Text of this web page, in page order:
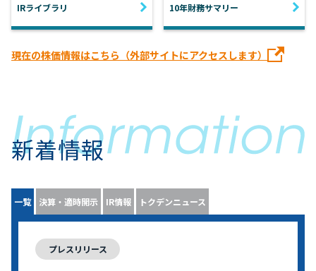
IRライブラリ 10年財務サマリー
現在の株価情報はこちら（外部サイトにアクセスします）
新着情報
一覧 決算・適時開示 IR情報 トクデンニュース
プレスリリース